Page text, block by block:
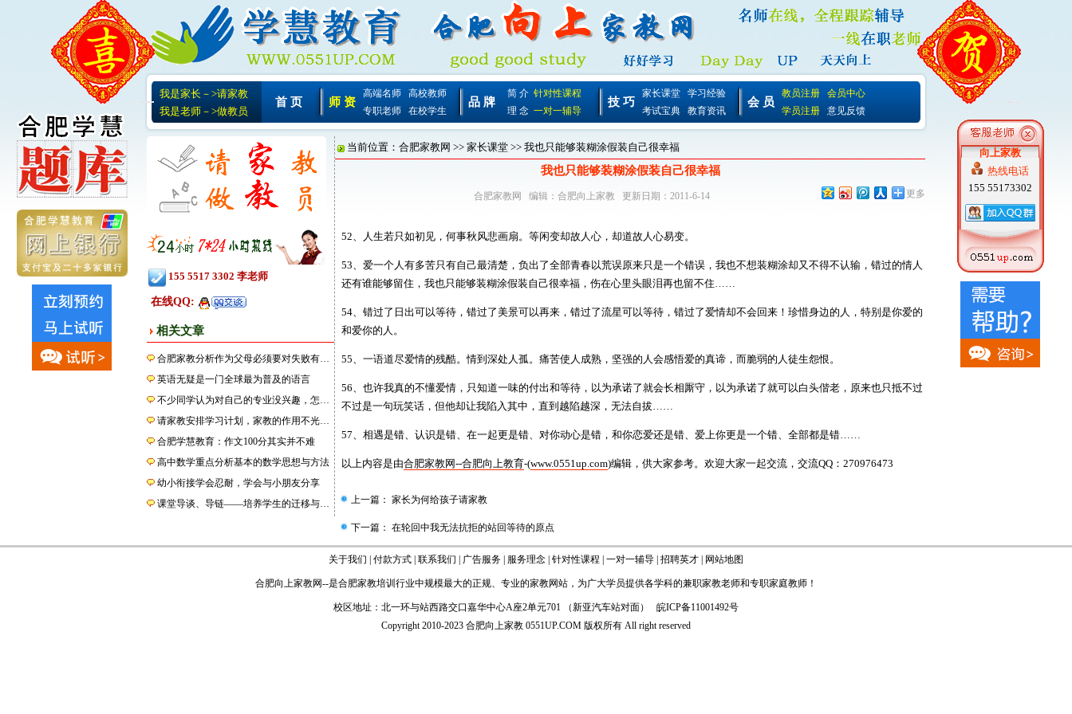
我是家长－>请家教
我是老师－>做教员
首 页 师 资
高端名师
高校教师
专职老师
在校学生
品 牌
简 介 针对性课程
理 念 一对一辅导
技 巧
家长课堂
学习经验
考试宝典
教育资讯
会 员
教员注册
会员中心
学员注册
意见反馈
155 5517 3302 李老师
在线QQ:
相关文章
合肥家教分析作为父母必须要对失败有…
英语无疑是一门全球最为普及的语言
不少同学认为对自己的专业没兴趣，怎…
请家教安排学习计划，家教的作用不光…
合肥学慧教育：作文100分其实并不难
高中数学重点分析基本的数学思想与方法
幼小衔接学会忍耐，学会与小朋友分享
课堂导谈、导链——培养学生的迁移与…
当前位置： 合肥家教网 >> 家长课堂 >> 我也只能够装糊涂假装自己很幸福
我也只能够装糊涂假装自己很幸福
合肥家教网 编辑： 合肥向上家教 更新日期：2011-6-14 更多
52、人生若只如初见，何事秋风悲画扇。等闲变却故人心，却道故人心易变。
53、爱一个人有多苦只有自己最清楚，负出了全部青春以荒误原来只是一个错误，我也不想装糊涂却又不得不认输，错过的情人
还有谁能够留住，我也只能够装糊涂假装自己很幸福，伤在心里头眼泪再也留不住……
54、错过了日出可以等待，错过了美景可以再来，错过了流星可以等待，错过了爱情却不会回来！珍惜身边的人，特别是你爱的
和爱你的人。
55、一语道尽爱情的残酷。情到深处人孤。痛苦使人成熟，坚强的人会感悟爱的真谛，而脆弱的人徒生怨恨。
56、也许我真的不懂爱情，只知道一味的付出和等待，以为承诺了就会长相厮守，以为承诺了就可以白头偕老，原来也只抵不过
不过是一句玩笑话，但他却让我陷入其中，直到越陷越深，无法自拔……
57、相遇是错、认识是错、在一起更是错、对你动心是错，和你恋爱还是错、爱上你更是一个错、全部都是错……
以上内容是由合肥家教网--合肥向上教育-(www.0551up.com)编辑，供大家参考。欢迎大家一起交流，交流QQ：270976473
上一篇： 家长为何给孩子请家教
下一篇： 在轮回中我无法抗拒的站回等待的原点
关于我们 付款方式 联系我们 广告服务 服务理念 针对性课程 一对一辅导 招聘英才 网站地图
合肥向上家教网--是合肥家教培训行业中规模最大的正规、专业的家教网站 ，为广大学员提供各学科的兼职家教老师和专职家庭教师 ！
校区地址：北一环与站西路交口嘉华中心A座2单元701 （新亚汽车站对面） 皖ICP备11001492号
Copyright 2010-2023 合肥向上家教 0551UP.COM 版权所有 All right reserved
向上家教
热线电话
155 55173302